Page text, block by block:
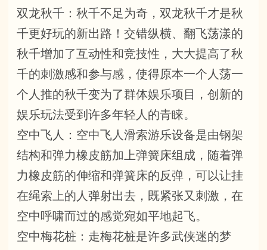
双龙秋千：秋千不足为奇，双龙秋千才是秋
千更好玩的新出路！交错纵横、翻飞荡漾的
秋千增加了互动性和竞技性，大大提高了秋
千的刺激感和参与感，使得原本一个人荡一
个人推的秋千变为了群体娱乐项目，创新的
娱乐玩法受到许多年轻人的青睐。
空中飞人：空中飞人滑索游乐设备是由钢架
结构和弹力橡皮筋加上弹簧床组成，随着弹
力橡皮筋的伸缩和弹簧床的反弹，可以让挂
在绳索上的人弹射出去，既紧张又刺激，在
空中呼啸而过的感觉宛如平地起飞。
空中梅花桩：走梅花桩是许多武侠迷的梦